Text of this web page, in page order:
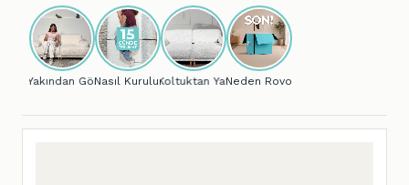
Yakından Gör...Nasıl Kurulur?Koltuktan Yatağa..Neden Rovon?